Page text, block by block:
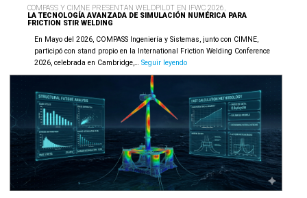
COMPASS Y CIMNE PRESENTAN WELDPILOT EN IFWC 2026,
LA TECNOLOGÍA AVANZADA DE SIMULACIÓN NUMÉRICA PARA
FRICTION STIR WELDING
En Mayo del 2026, COMPASS Ingeniería y Sistemas, junto con CIMNE,
participó con stand propio en la International Friction Welding Conference
2026, celebrada en Cambridge,… Seguir leyendoCompass
y
presentan
WeldPilot
en
IFWC
2026,
la
tecnología
avanzada
de